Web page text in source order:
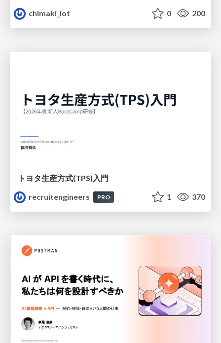
chimaki_iot
0 200
トヨタ⽣産⽅式(TPS)⼊⾨
recruitengineers
PRO 1 370